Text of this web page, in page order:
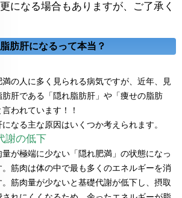
になる場合もありますが、ご了承く
肪肝になるって本当？
の人に多く見られる病気ですが、近年、見
肝である「隠れ脂肪肝」や「痩せの脂肪
われています！！
なる主な原因はいくつか考えられます。
謝の低下
が極端に少ない「隠れ肥満」の状態になっ
筋肉は体の中で最も多くのエネルギーを消
筋肉量が少ないと基礎代謝が低下し、摂取